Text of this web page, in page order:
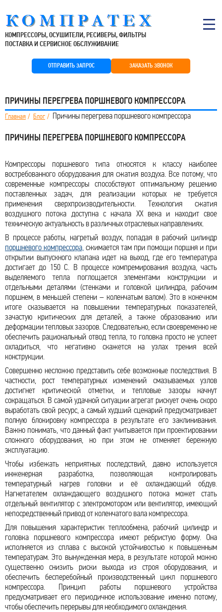
КОМПРЕССОРЫ, ОСУШИТЕЛИ, РЕСИВЕРЫ, ФИЛЬТРЫ
ПОСТАВКА И СЕРВИСНОЕ ОБСЛУЖИВАНИЕ
ОТПРАВИТЬ ЗАПРОС ЗАКАЗАТЬ ЗВОНОК
ПРИЧИНЫ ПЕРЕГРЕВА ПОРШНЕВОГО КОМПРЕССОРА
Главная Блог Причины перегрева поршневого компрессора
ПРИЧИНЫ ПЕРЕГРЕВА ПОРШНЕВОГО КОМПРЕССОРА
Компрессоры поршневого типа относятся к классу наиболее
востребованного оборудования для сжатия воздуха. Все потому, что
современные компрессоры способствуют оптимальному решению
поставленных задач, для реализации которых не требуется
применения сверхпроизводительности. Технология сжатия
воздушного потока доступна с начала ХХ века и находит свое
техническую актуальность в различных отраслевых направлениях.
В процессе работы, нагретый воздух, попадая в рабочий цилиндр
поршневого компрессора, сжимается там при помощи поршня и при
открытии выпускного клапана идет на выход, где его температура
достигает до 150 С. В процессе компремирования воздуха, часть
выделяемого тепла поглощается элементами конструкции и
отдельными деталями (стенками и головкой цилиндра, рабочим
поршнем, в меньшей степени – коленчатым валом). Это в конечном
итоге сказывается на повышении температурных показателей,
зачастую критических для деталей, а также образованию или
деформации тепловых зазоров. Следовательно, если своевременно не
обеспечить рациональный отвод тепла, то головка просто не успеет
охладиться, что негативно скажется на узлах трения всей
конструкции.
Совершенно несложно представить себе возможные последствия. В
частности, рост температурных изменений смазываемых узлов
достигнет критической отметки, и тепловые зазоры начнут
сокращаться. В самой удачной ситуации агрегат рискует очень скоро
выработать свой ресурс, а самый худший сценарий предусматривает
полную блокировку компрессора в результате его заклинивания.
Важно понимать, что данный факт учитывается при проектировании
сложного оборудования, но при этом не отменяет бережную
эксплуатацию.
Чтобы избежать неприятных последствий, давно используется
инженерная разработка, позволяющая контролировать
температурный нагрев головки и её охлаждающий обдув.
Нагнетателем охлаждающего воздушного потока может стать
отдельный вентилятор с электромотором или вентилятор, имеющий
непосредственный привод от коленчатого вала компрессора.
Для повышения характеристик теплообмена, рабочий цилиндр и
головка поршневого компрессора имеют ребристую форму. Она
исполняется из сплава с высокой устойчивостью к повышенным
температурам. Это вынужденная мера, в результате которой можно
существенно снизить риски выхода из строя оборудования, и
обеспечить бесперебойный производственный цикл поршневого
компрессора. Принцип работы поршневого устройства
предусматривает его периодичное использование именно потому,
чтобы обеспечить перерывы для необходимого охлаждения.